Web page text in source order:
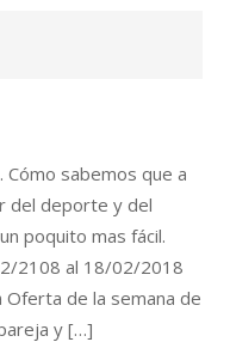
Cómo sabemos que a
del deporte y del
poquito mas fácil.
2108 al 18/02/2018
de la semana de
y […]